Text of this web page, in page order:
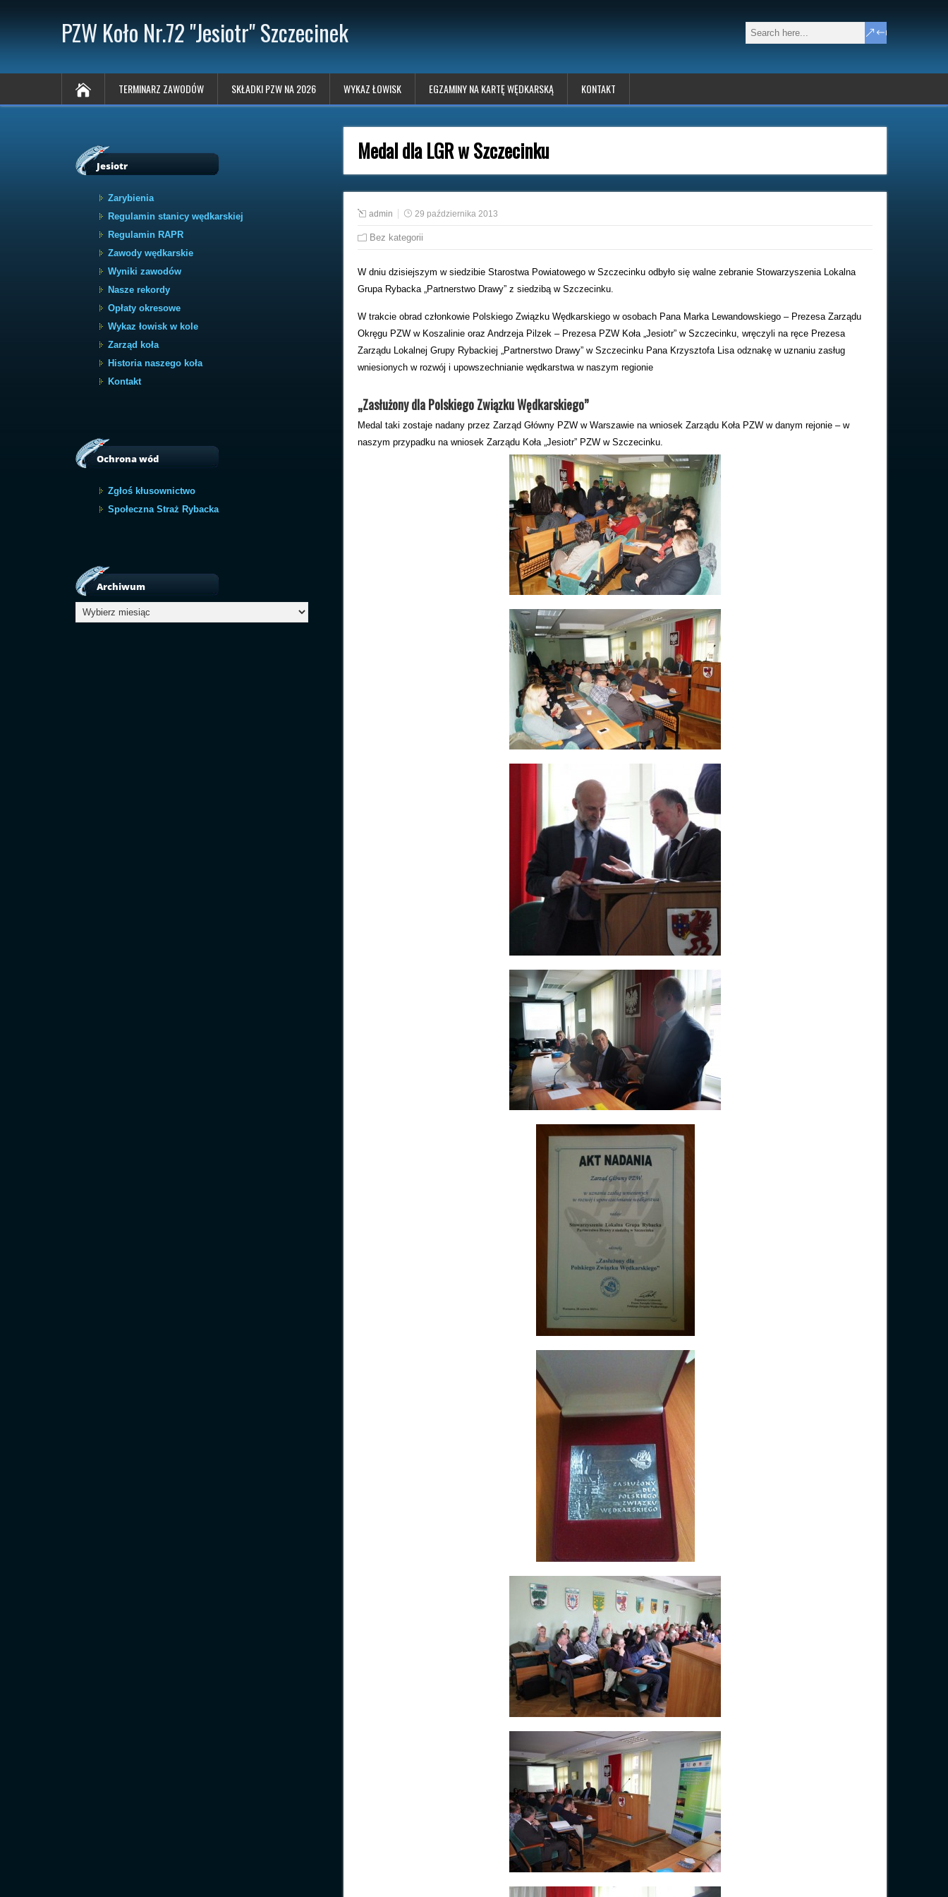
PZW Koło Nr.72 "Jesiotr" Szczecinek
TERMINARZ ZAWODÓW SKŁADKI PZW NA 2026 WYKAZ ŁOWISK EGZAMINY NA KARTĘ WĘDKARSKĄ KONTAKT
Medal dla LGR w Szczecinku
admin 29 października 2013
Bez kategorii
W dniu dzisiejszym w siedzibie Starostwa Powiatowego w Szczecinku odbyło się walne zebranie Stowarzyszenia Lokalna
Grupa Rybacka „Partnerstwo Drawy” z siedzibą w Szczecinku.
W trakcie obrad członkowie Polskiego Związku Wędkarskiego w osobach Pana Marka Lewandowskiego – Prezesa Zarządu
Okręgu PZW w Koszalinie oraz Andrzeja Pilzek – Prezesa PZW Koła „Jesiotr” w Szczecinku, wręczyli na ręce Prezesa
Zarządu Lokalnej Grupy Rybackiej „Partnerstwo Drawy” w Szczecinku Pana Krzysztofa Lisa odznakę w uznaniu zasług
wniesionych w rozwój i upowszechnianie wędkarstwa w naszym regionie
„Zasłużony dla Polskiego Związku Wędkarskiego”
Medal taki zostaje nadany przez Zarząd Główny PZW w Warszawie na wniosek Zarządu Koła PZW w danym rejonie – w
naszym przypadku na wniosek Zarządu Koła „Jesiotr” PZW w Szczecinku.
Jesiotr
Zarybienia
Regulamin stanicy wędkarskiej
Regulamin RAPR
Zawody wędkarskie
Wyniki zawodów
Nasze rekordy
Opłaty okresowe
Wykaz łowisk w kole
Zarząd koła
Historia naszego koła
Kontakt
Ochrona wód
Zgłoś kłusownictwo
Społeczna Straż Rybacka
Archiwum
Archiwum